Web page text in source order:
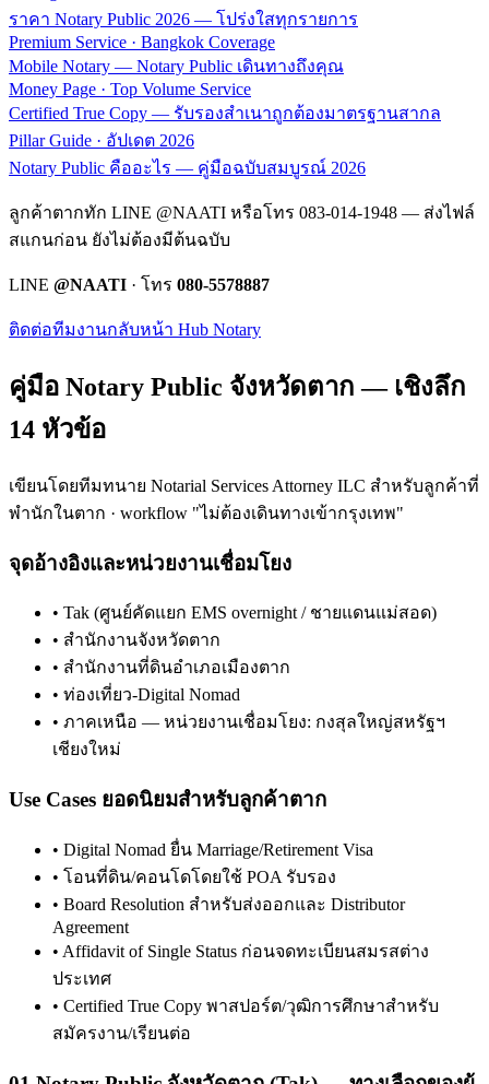
ราคา Notary Public 2026 — โปร่งใสทุกรายการ
Premium Service · Bangkok Coverage
Mobile Notary — Notary Public เดินทางถึงคุณ
Money Page · Top Volume Service
Certified True Copy — รับรองสำเนาถูกต้องมาตรฐานสากล
Pillar Guide · อัปเดต 2026
Notary Public คืออะไร — คู่มือฉบับสมบูรณ์ 2026
ลูกค้าตากทัก LINE @NAATI หรือโทร 083-014-1948 — ส่งไฟล์
สแกนก่อน ยังไม่ต้องมีต้นฉบับ
LINE @NAATI · โทร 080-5578887
ติดต่อทีมงานกลับหน้า Hub Notary
คู่มือ Notary Public จังหวัดตาก — เชิงลึก
14 หัวข้อ
เขียนโดยทีมทนาย Notarial Services Attorney ILC สำหรับลูกค้าที่
พำนักในตาก · workflow "ไม่ต้องเดินทางเข้ากรุงเทพ"
จุดอ้างอิงและหน่วยงานเชื่อมโยง
• Tak (ศูนย์คัดแยก EMS overnight / ชายแดนแม่สอด)
• สำนักงานจังหวัดตาก
• สำนักงานที่ดินอำเภอเมืองตาก
• ท่องเที่ยว-Digital Nomad
• ภาคเหนือ — หน่วยงานเชื่อมโยง: กงสุลใหญ่สหรัฐฯ
เชียงใหม่
Use Cases ยอดนิยมสำหรับลูกค้าตาก
• Digital Nomad ยื่น Marriage/Retirement Visa
• โอนที่ดิน/คอนโดโดยใช้ POA รับรอง
• Board Resolution สำหรับส่งออกและ Distributor
Agreement
• Affidavit of Single Status ก่อนจดทะเบียนสมรสต่าง
ประเทศ
• Certified True Copy พาสปอร์ต/วุฒิการศึกษาสำหรับ
สมัครงาน/เรียนต่อ